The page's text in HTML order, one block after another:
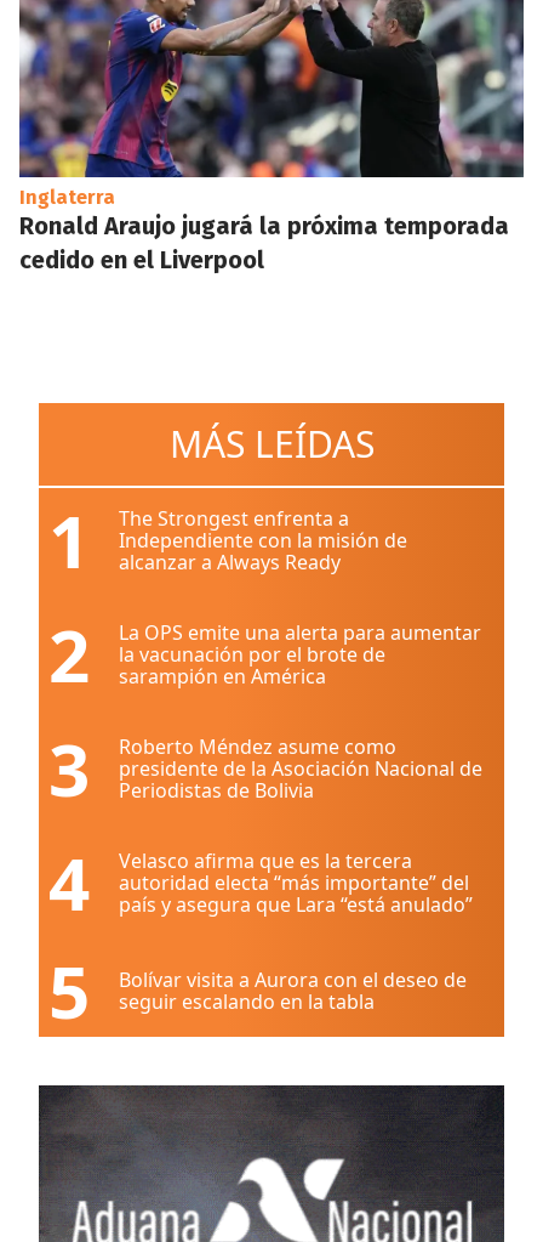
Inglaterra
Ronald Araujo jugará la próxima temporada
cedido en el Liverpool
MÁS LEÍDAS
1
The Strongest enfrenta a
Independiente con la misión de
alcanzar a Always Ready
2
La OPS emite una alerta para aumentar
la vacunación por el brote de
sarampión en América
3
Roberto Méndez asume como
presidente de la Asociación Nacional de
Periodistas de Bolivia
4
Velasco afirma que es la tercera
autoridad electa “más importante” del
país y asegura que Lara “está anulado”
5
Bolívar visita a Aurora con el deseo de
seguir escalando en la tabla